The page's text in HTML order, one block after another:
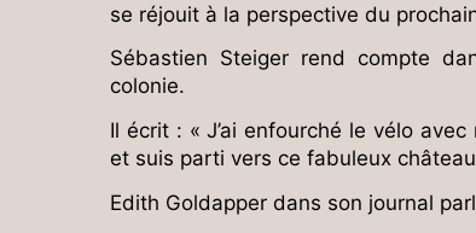
se réjouit à la perspective du
Sébastien Steiger rend compte
colonie.
Il écrit : « J’ai enfourché le vélo
et suis parti vers ce fabuleux
Edith Goldapper dans son journal